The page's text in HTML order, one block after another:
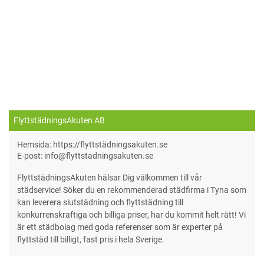
FlyttstädningsAkuten AB
Hemsida: https://flyttstädningsakuten.se
E-post: info@flyttstadningsakuten.se
FlyttstädningsAkuten hälsar Dig välkommen till vår
städservice! Söker du en rekommenderad städfirma i Tyna som
kan leverera slutstädning och flyttstädning till
konkurrenskraftiga och billiga priser, har du kommit helt rätt! Vi
är ett städbolag med goda referenser som är experter på
flyttstäd till billigt, fast pris i hela Sverige.